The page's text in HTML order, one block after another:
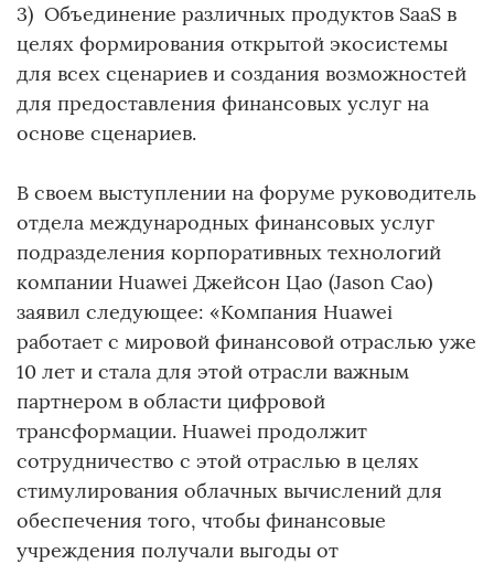
3) Объединение различных продуктов SaaS в
целях формирования открытой экосистемы
для всех сценариев и создания возможностей
для предоставления финансовых услуг на
основе сценариев.
В своем выступлении на форуме руководитель
отдела международных финансовых услуг
подразделения корпоративных технологий
компании Huawei Джейсон Цао (Jason Cao)
заявил следующее: «Компания Huawei
работает с мировой финансовой отраслью уже
10 лет и стала для этой отрасли важным
партнером в области цифровой
трансформации. Huawei продолжит
сотрудничество с этой отраслью в целях
стимулирования облачных вычислений для
обеспечения того, чтобы финансовые
учреждения получали выгоды от